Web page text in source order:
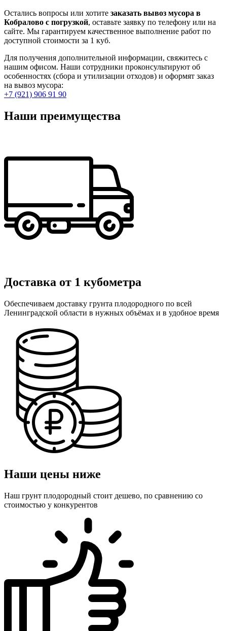
Остались вопросы или хотите заказать вывоз мусора в
Кобралово с погрузкой, оставьте заявку по телефону или на
сайте. Мы гарантируем качественное выполнение работ по
доступной стоимости за 1 куб.
Для получения дополнительной информации, свяжитесь с
нашим офисом. Наши сотрудники проконсультируют об
особенностях (сбора и утилизации отходов) и оформят заказ
на вывоз мусора:
+7 (921) 906 91 90
Наши преимущества
Доставка от 1 кубометра
Обеспечиваем доставку грунта плодородного по всей
Ленинградской области в нужных объёмах и в удобное время
Наши цены ниже
Наш грунт плодородный стоит дешево, по сравнению со
стоимостью у конкурентов